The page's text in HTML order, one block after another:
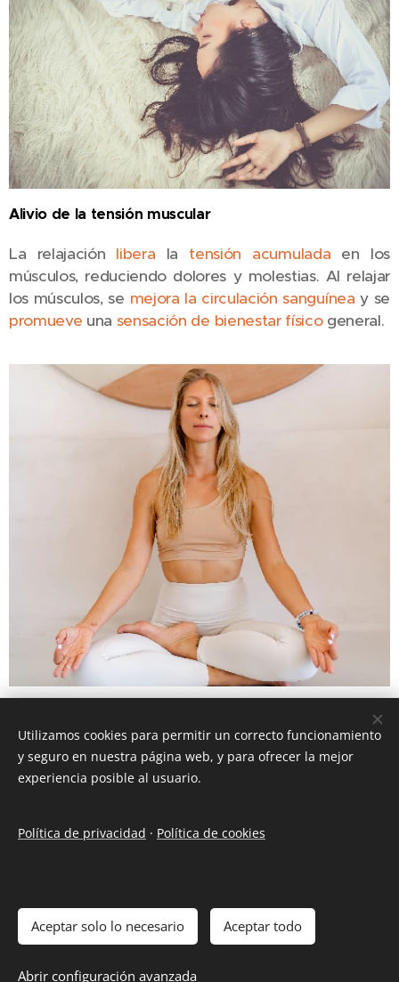
Alivio de la tensión muscular
La relajación libera la tensión acumulada en los
músculos, reduciendo dolores y molestias. Al relajar
los músculos, se mejora la circulación sanguínea y se
promueve una sensación de bienestar físicogeneral.
Reducir el estrés mediante la relajación fortalece
sistema inmunológico,mejorando la capacidad del
eficaz, sefavorece unamejor salud
Utilizamos cookies para permitir un correcto funcionamiento
y seguro en nuestra página web, y para ofrecer la mejor
experiencia posible al usuario.
Política de privacidad · Política de cookies
Aceptar solo lo necesario Aceptar todo
Abrir configuración avanzada